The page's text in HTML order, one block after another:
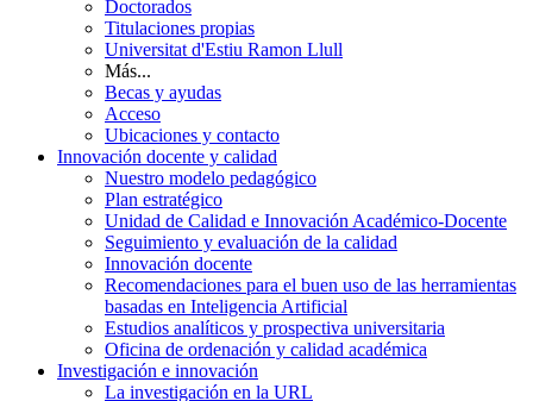
Doctorados
Titulaciones propias
Universitat d'Estiu Ramon Llull
Más...
Becas y ayudas
Acceso
Ubicaciones y contacto
Innovación docente y calidad
Nuestro modelo pedagógico
Plan estratégico
Unidad de Calidad e Innovación Académico-Docente
Seguimiento y evaluación de la calidad
Innovación docente
Recomendaciones para el buen uso de las herramientas
basadas en Inteligencia Artificial
Estudios analíticos y prospectiva universitaria
Oficina de ordenación y calidad académica
Investigación e innovación
La investigación en la URL